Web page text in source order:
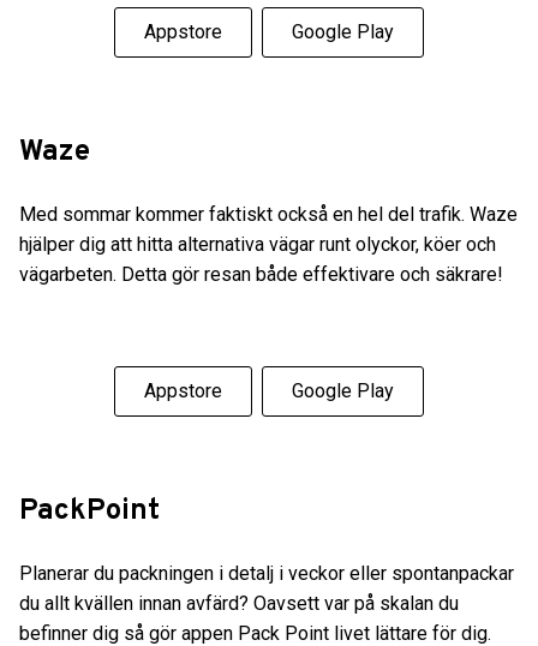
Appstore Google Play
Waze
Med sommar kommer faktiskt också en hel del trafik. Waze
hjälper dig att hitta alternativa vägar runt olyckor, köer och
vägarbeten. Detta gör resan både effektivare och säkrare!
Appstore Google Play
PackPoint
Planerar du packningen i detalj i veckor eller spontanpackar
du allt kvällen innan avfärd? Oavsett var på skalan du
befinner dig så gör appen Pack Point livet lättare för dig.